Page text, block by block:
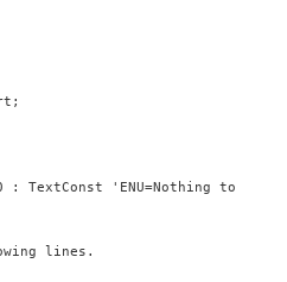
: TextConst 'ENU=Nothing to
lines.